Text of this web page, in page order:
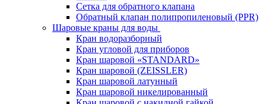
Сетка для обратного клапана
Обратный клапан полипропиленовый (PPR)
Шаровые краны для воды
Кран водоразборный
Кран угловой для приборов
Кран шаровой «STANDARD»
Кран шаровой (ZEISSLER)
Кран шаровой латунный
Кран шаровой никелированный